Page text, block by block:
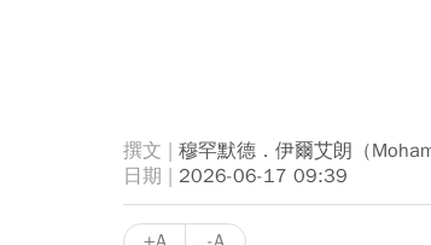
穆罕默德．伊爾艾朗（
2026-06-17 09:39